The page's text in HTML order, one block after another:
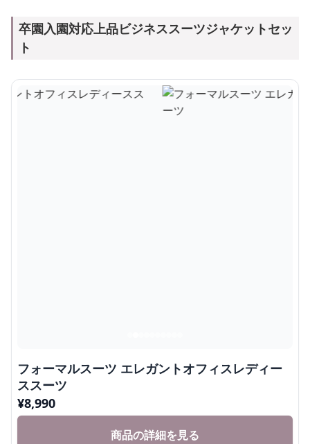
卒園入園対応上品ビジネススーツジャケットセッ
ト
フォーマルスーツ エレガントオフィスレディー
ススーツ
¥8,990
商品の詳細を見る